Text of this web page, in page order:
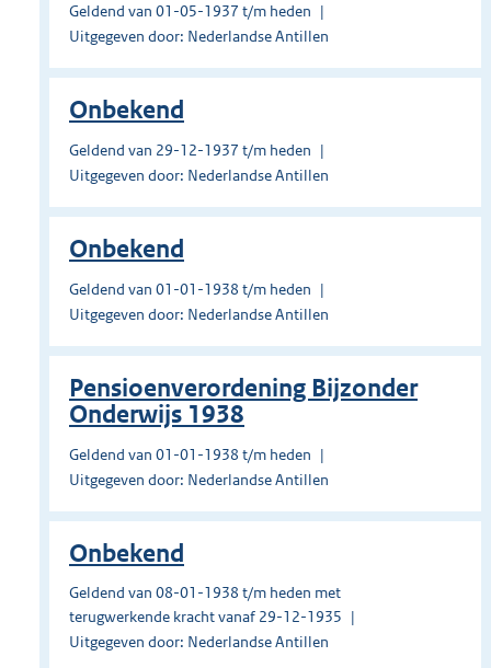
Geldend van 01-05-1937 t/m heden
Uitgegeven door: Nederlandse Antillen
Onbekend
Geldend van 29-12-1937 t/m heden
Uitgegeven door: Nederlandse Antillen
Onbekend
Geldend van 01-01-1938 t/m heden
Uitgegeven door: Nederlandse Antillen
Pensioenverordening Bijzonder
Onderwijs 1938
Geldend van 01-01-1938 t/m heden
Uitgegeven door: Nederlandse Antillen
Onbekend
Geldend van 08-01-1938 t/m heden met
terugwerkende kracht vanaf 29-12-1935
Uitgegeven door: Nederlandse Antillen